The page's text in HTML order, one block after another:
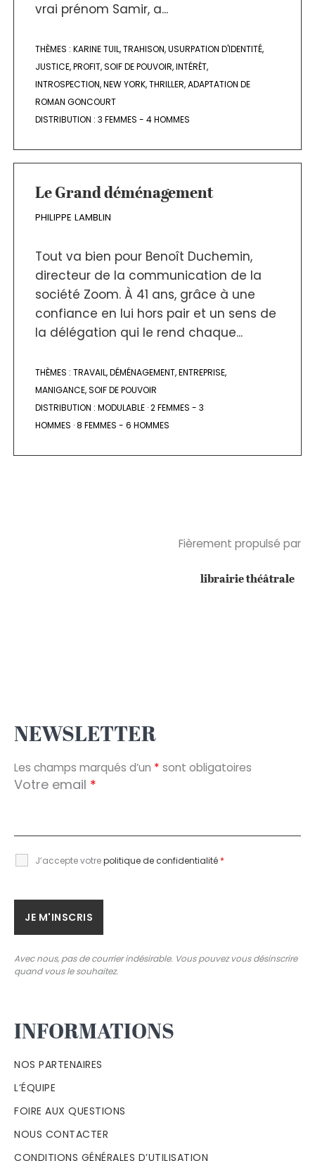
vrai prénom Samir, a...
THÈMES : KARINE TUIL,TRAHISON,USURPATION D'IDENTITÉ,
JUSTICE,PROFIT,SOIF DE POUVOIR,INTÉRÊT,
INTROSPECTION,NEW YORK,THRILLER,ADAPTATION DE
ROMAN GONCOURT
DISTRIBUTION : 3 FEMMES - 4 HOMMES
Le Grand déménagement
PHILIPPE LAMBLIN
Tout va bien pour Benoît Duchemin,
directeur de la communication de la
société Zoom. À 41 ans, grâce à une
confiance en lui hors pair et un sens de
la délégation qui le rend chaque...
THÈMES : TRAVAIL,DÉMÉNAGEMENT,ENTREPRISE,
MANIGANCE,SOIF DE POUVOIR
DISTRIBUTION : MODULABLE ·2 FEMMES - 3
HOMMES ·8 FEMMES - 6 HOMMES
Fièrement propulsé par
librairie théâtrale
NEWSLETTER
Les champs marqués d’un * sont obligatoires
Votre email *
J’accepte votrepolitique de confidentialité *
Avec nous, pas de courrier indésirable. Vous pouvez vous désinscrire
quand vous le souhaitez.
INFORMATIONS
NOS PARTENAIRES
L’ÉQUIPE
FOIRE AUX QUESTIONS
NOUS CONTACTER
CONDITIONS GÉNÉRALES D’UTILISATION